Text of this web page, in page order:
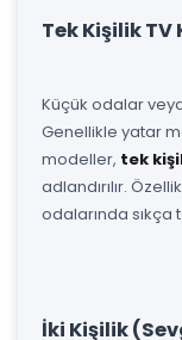
Tek Kişilik TV
Küçük odalar
Genellikle yatar
modeller, tek
adlandırılır.
odalarında sıkça
İki Kişilik